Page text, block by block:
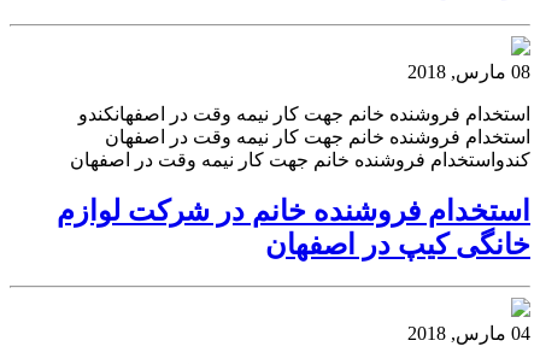
08 مارس, 2018
استخدام فروشنده خانم جهت کار نیمه وقت در اصفهانکندو
استخدام فروشنده خانم جهت کار نیمه وقت در اصفهان
کندواستخدام فروشنده خانم جهت کار نیمه وقت در اصفهان
استخدام فروشنده خانم در شرکت لوازم
خانگی کیپ در اصفهان
04 مارس, 2018